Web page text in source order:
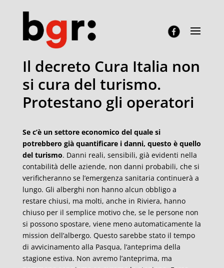
Il decreto Cura Italia non
si cura del turismo.
Protestano gli operatori
Se c’è un settore economico del quale si
potrebbero già quantificare i danni, questo è quello
del turismo. Danni reali, sensibili, già evidenti nella
contabilità delle aziende, non danni probabili, che si
verificheranno se l’emergenza sanitaria continuerà a
lungo. Gli alberghi non hanno alcun obbligo a
restare chiusi, ma molti, anche in Riviera, hanno
chiuso per il semplice motivo che, se le persone non
si possono spostare, viene meno automaticamente la
mission dell’albergo. Questo sarebbe stato il tempo
di avvicinamento alla Pasqua, l’anteprima della
stagione estiva. Non avremo l’anteprima, ma